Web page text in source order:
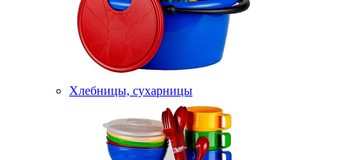
Хлебницы, сухарницы